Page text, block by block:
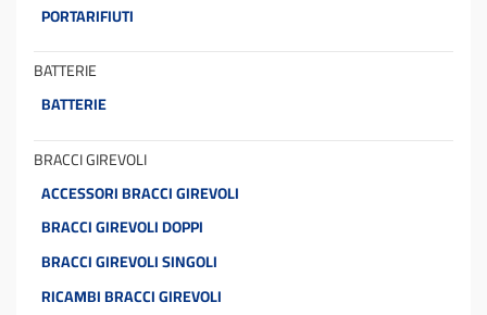
PORTARIFIUTI
BATTERIE
BATTERIE
BRACCI GIREVOLI
ACCESSORI BRACCI GIREVOLI
BRACCI GIREVOLI DOPPI
BRACCI GIREVOLI SINGOLI
RICAMBI BRACCI GIREVOLI